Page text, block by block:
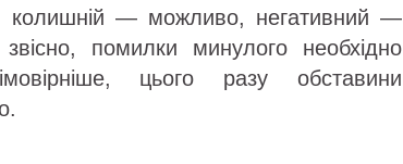
колишній — можливо, негативний —
помилки минулого необхідно
цього разу обставини